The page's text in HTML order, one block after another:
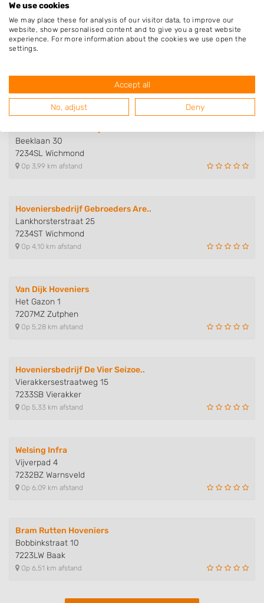
Op 3,26 km afstand
WMToolsgroen
Beeklaan 30
7234SL Wichmond
Op 3,99 km afstand
Hoveniersbedrijf Gebroeders Are..
Lankhorsterstraat 25
7234ST Wichmond
Op 4,10 km afstand
Van Dijk Hoveniers
Het Gazon 1
7207MZ Zutphen
Op 5,28 km afstand
Hoveniersbedrijf De Vier Seizoe..
Vierakkersestraatweg 15
7233SB Vierakker
Op 5,33 km afstand
Welsing Infra
Vijverpad 4
7232BZ Warnsveld
Op 6,09 km afstand
Bram Rutten Hoveniers
Bobbinkstraat 10
7223LW Baak
Op 6,51 km afstand
We use cookies
We may place these for analysis of our visitor data, to improve our
website, show personalised content and to give you a great website
experience. For more information about the cookies we use open the
settings.
Accept all
No, adjust Deny